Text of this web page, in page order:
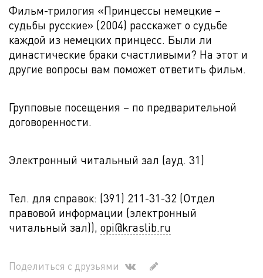
Фильм-трилогия «Принцессы немецкие –
судьбы русские» (2004) расскажет о судьбе
каждой из немецких принцесс. Были ли
династические браки счастливыми? На этот и
другие вопросы вам поможет ответить фильм.
Групповые посещения – по предварительной
договоренности.
Электронный читальный зал (ауд. 31)
Тел. для справок: (391) 211-31-32 (Отдел
правовой информации (электронный
читальный зал)), opi@kraslib.ru
Поделиться с друзьями